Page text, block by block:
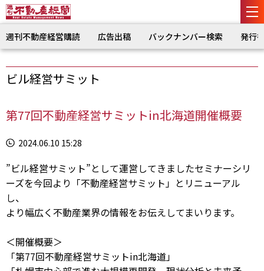
週刊不動産経営購読 広告出稿 バックナンバー検索 発行
ビル経営サミット
第77回不動産経営サミットin北海道開催概要
2024.06.10 15:28
”ビル経営サミット”として運営してきましたセミナーシリ
ーズを今回より「不動産経営サミット」とリニューアル
し、
より幅広く不動産業界の情報をお伝えしてまいります。
＜開催概要＞
「第77回不動産経営サミットin北海道」